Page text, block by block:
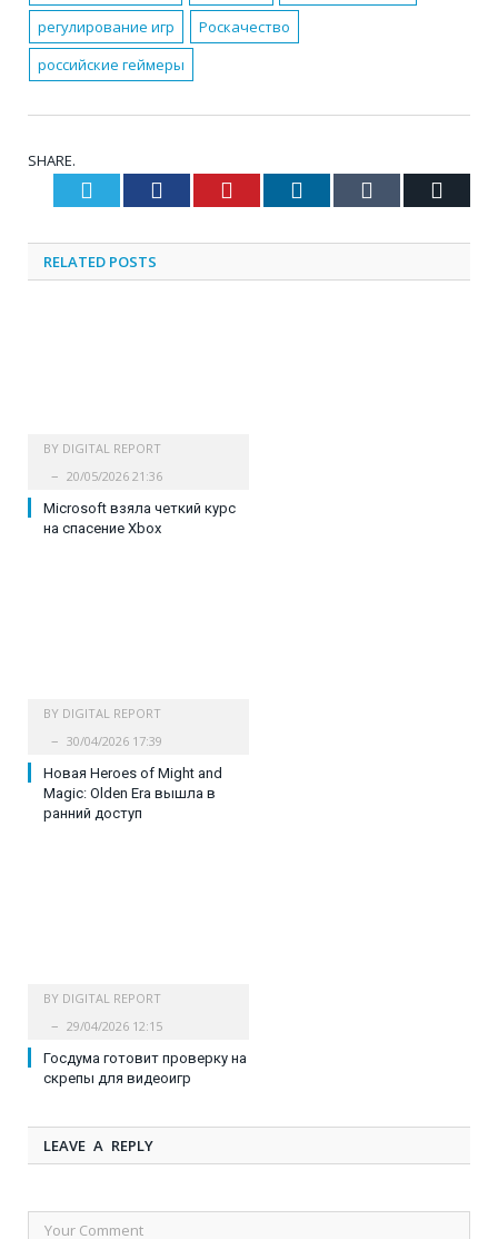
регулирование игр
Роскачество
российские геймеры
SHARE.
Twitter Facebook Pinterest LinkedIn Tumblr
RELATED POSTS
BY DIGITAL REPORT
20/05/2026 21:36
Microsoft взяла четкий курс
на спасение Xbox
BY DIGITAL REPORT
30/04/2026 17:39
Новая Heroes of Might and
Magic: Olden Era вышла в
ранний доступ
BY DIGITAL REPORT
29/04/2026 12:15
Госдума готовит проверку на
скрепы для видеоигр
LEAVE A REPLY